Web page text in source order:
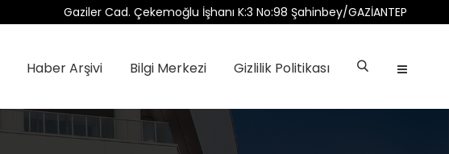
Gaziler Cad. Çekemoğlu İşhanı K:3 No:98 Şahinbey/GAZİANTEP
Haber Arşivi Bilgi Merkezi Gizlilik Politikası